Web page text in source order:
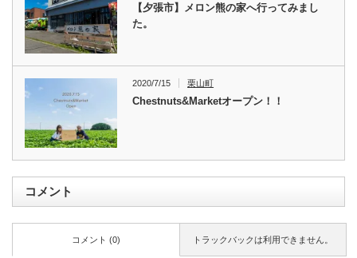
【夕張市】メロン熊の家へ行ってみまし
た。
2020/7/15 栗山町
Chestnuts&Marketオープン！！
コメント
トラックバックは利用できません。
コメント (0)